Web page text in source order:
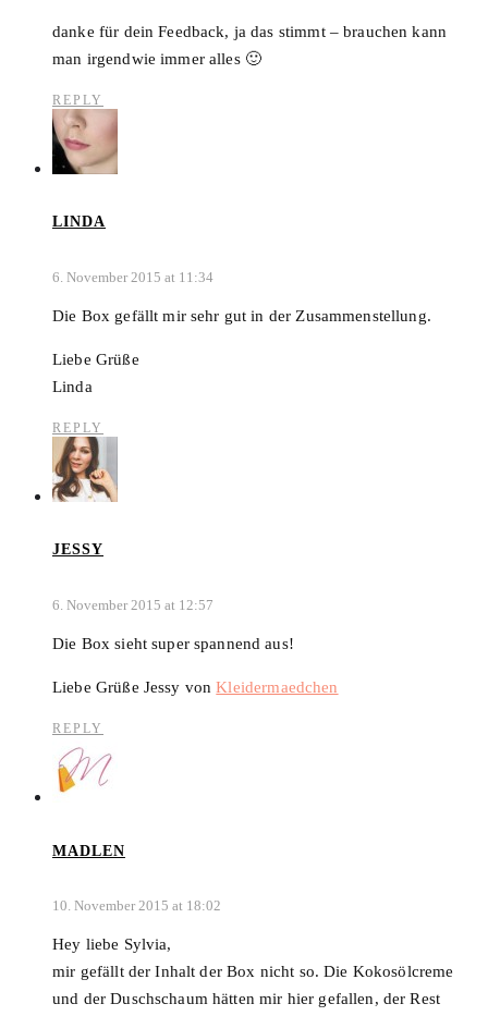
danke für dein Feedback, ja das stimmt – brauchen kann
man irgendwie immer alles 🙂
REPLY
LINDA
6. November 2015 at 11:34
Die Box gefällt mir sehr gut in der Zusammenstellung.
Liebe Grüße
Linda
REPLY
JESSY
6. November 2015 at 12:57
Die Box sieht super spannend aus!
Liebe Grüße Jessy vonKleidermaedchen
REPLY
MADLEN
10. November 2015 at 18:02
Hey liebe Sylvia,
mir gefällt der Inhalt der Box nicht so. Die Kokosölcreme
und der Duschschaum hätten mir hier gefallen, der Rest